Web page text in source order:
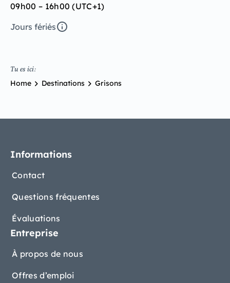
09h00 – 16h00 (UTC+1)
Jours fériés
Tu es ici:
Home Destinations Grisons
Informations
Contact
Questions fréquentes
Évaluations
Entreprise
À propos de nous
Offres d’emploi